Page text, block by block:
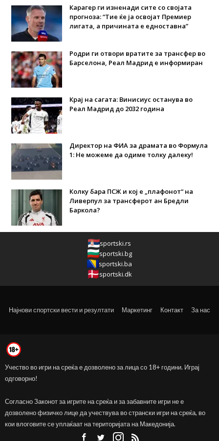
Карагер ги изненади сите со својата
прогноза: “Тие ќе ја освојат Премиер
лигата, а причината е едноставна”
Родри ги отвори вратите за трансфер во
Барселона, Реал Мадрид е информиран
Крај на сагата: Винисиус останува во
Реал Мадрид до 2032 година
Директор на ФИА за драмата во Формула
1: Не можеме да одиме толку далеку!
Колку бара ПСЖ и кој е „плафонот“ на
Ливерпул за трансферот ан Бредли
Баркола?
sportski.rs
sportski.bg
sportski.ba
sportski.dk
Најнови спортски вести и резултати Маркетинг Контакт За нас
Учество во игри на среќа е дозволено за лица со 18+ години. Играј
одговорно!
Согласно Законот за игрите на среќа и за забавните игри не е
дозволено физичко лице да учествува во странски игри на среќа, во
кои влоговите се уплаќаат на територијата на Македонија.